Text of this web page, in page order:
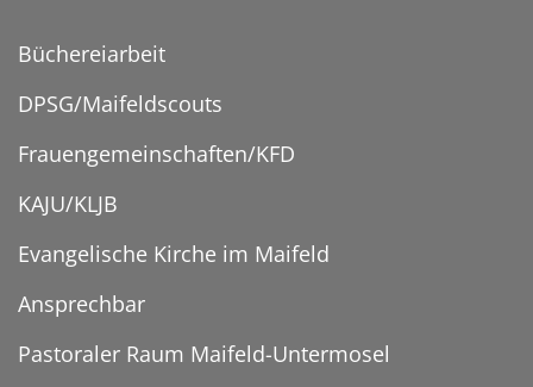
Büchereiarbeit
DPSG/Maifeldscouts
Frauengemeinschaften/KFD
KAJU/KLJB
Evangelische Kirche im Maifeld
Ansprechbar
Pastoraler Raum Maifeld-Untermosel